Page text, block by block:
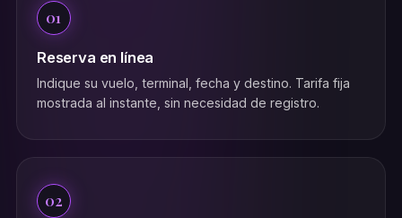
01
Reserva en línea
Indique su vuelo, terminal, fecha y destino. Tarifa fija
mostrada al instante, sin necesidad de registro.
02